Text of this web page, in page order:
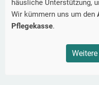
häusliche Unterstützung,
Wir kümmern uns um den
Pflegekasse.